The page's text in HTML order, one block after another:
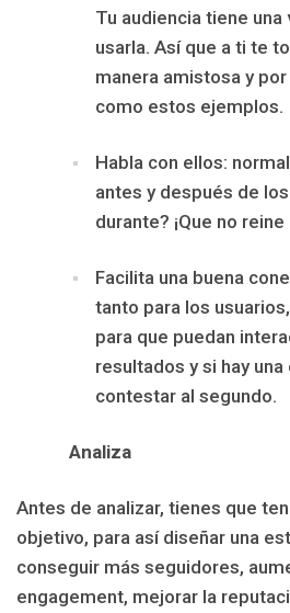
Tu audiencia tiene una
usarla. Así que a ti te
manera amistosa y
como estos ejemplos.
Habla con ellos:
antes y después de
durante? ¡Que no
Facilita una buena
tanto para los
para que puedan
resultados y si hay
contestar al segundo.
Analiza
Antes de analizar, tienes que
objetivo, para así diseñar una
conseguir más seguidores,
engagement, mejorar la